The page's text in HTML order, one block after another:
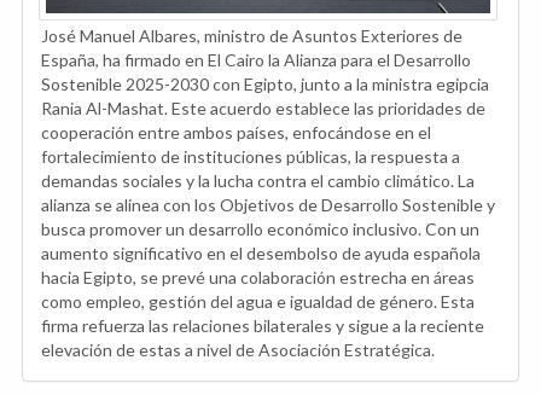
José Manuel Albares, ministro de Asuntos Exteriores de
España, ha firmado en El Cairo la Alianza para el Desarrollo
Sostenible 2025-2030 con Egipto, junto a la ministra egipcia
Rania Al-Mashat. Este acuerdo establece las prioridades de
cooperación entre ambos países, enfocándose en el
fortalecimiento de instituciones públicas, la respuesta a
demandas sociales y la lucha contra el cambio climático. La
alianza se alinea con los Objetivos de Desarrollo Sostenible y
busca promover un desarrollo económico inclusivo. Con un
aumento significativo en el desembolso de ayuda española
hacia Egipto, se prevé una colaboración estrecha en áreas
como empleo, gestión del agua e igualdad de género. Esta
firma refuerza las relaciones bilaterales y sigue a la reciente
elevación de estas a nivel de Asociación Estratégica.